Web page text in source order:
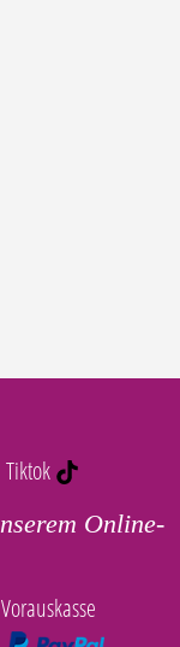
Tiktok
Online-
Vorauskasse